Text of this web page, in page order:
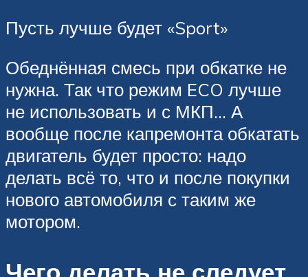
Пусть лучше будет «Sport»
Обеднённая смесь при обкатке не
нужна. Так что режим ECO лучше
не использовать и с МКП… А
вообще после капремонта обкатать
двигатель будет просто: надо
делать всё то, что и после покупки
нового автомобиля с таким же
мотором.